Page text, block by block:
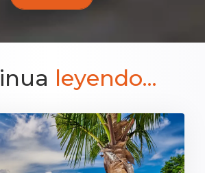
leyendo...